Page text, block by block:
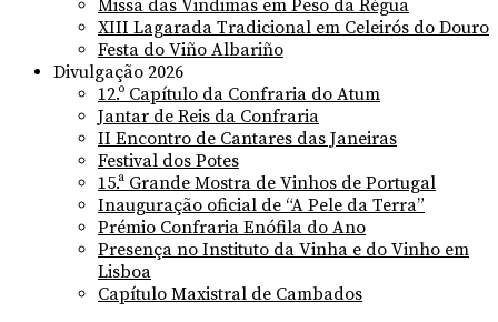
Missa das Vindimas em Peso da Régua
XIII Lagarada Tradicional em Celeirós do Douro
Festa do Viño Albariño
Divulgação 2026
12.º Capítulo da Confraria do Atum
Jantar de Reis da Confraria
II Encontro de Cantares das Janeiras
Festival dos Potes
15.ª Grande Mostra de Vinhos de Portugal
Inauguração oficial de “A Pele da Terra”
Prémio Confraria Enófila do Ano
Presença no Instituto da Vinha e do Vinho em
Lisboa
Capítulo Maxistral de Cambados